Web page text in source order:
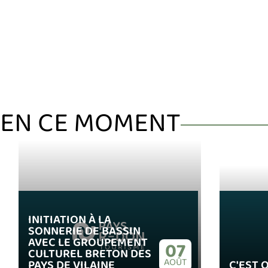
EN CE MOMENT
INITIATION À LA
SONNERIE DE BASSIN
AVEC LE GROUPEMENT
CULTUREL BRETON DES 07
AOÛT